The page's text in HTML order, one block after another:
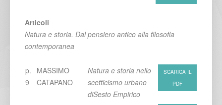
Articoli
Natura e storia. Dal pensiero antico alla filosofia
contemporanea
p.
9
MASSIMO
CATAPANO
Natura e storia nello
scetticismo urbano
diSesto Empirico
SCARICA IL
PDF